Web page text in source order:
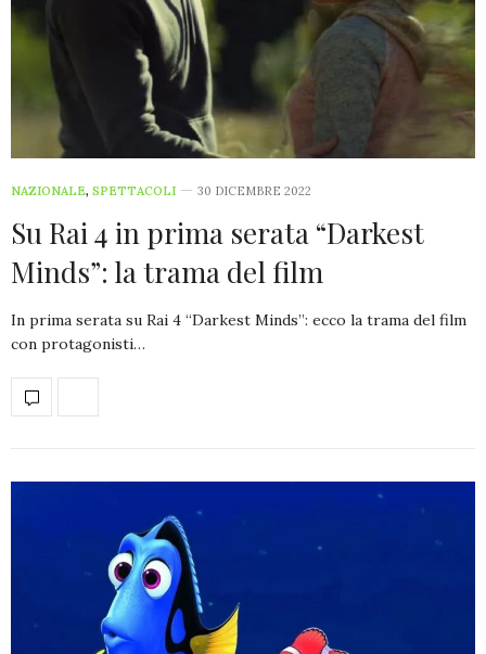
NAZIONALE, SPETTACOLI 30 DICEMBRE 2022
Su Rai 4 in prima serata “Darkest
Minds”: la trama del film
In prima serata su Rai 4 “Darkest Minds”: ecco la trama del film
con protagonisti…